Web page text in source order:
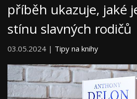
příběh ukazuje, jaké
stínu slavných rodičů
03.05.2024 | Tipy na knihy